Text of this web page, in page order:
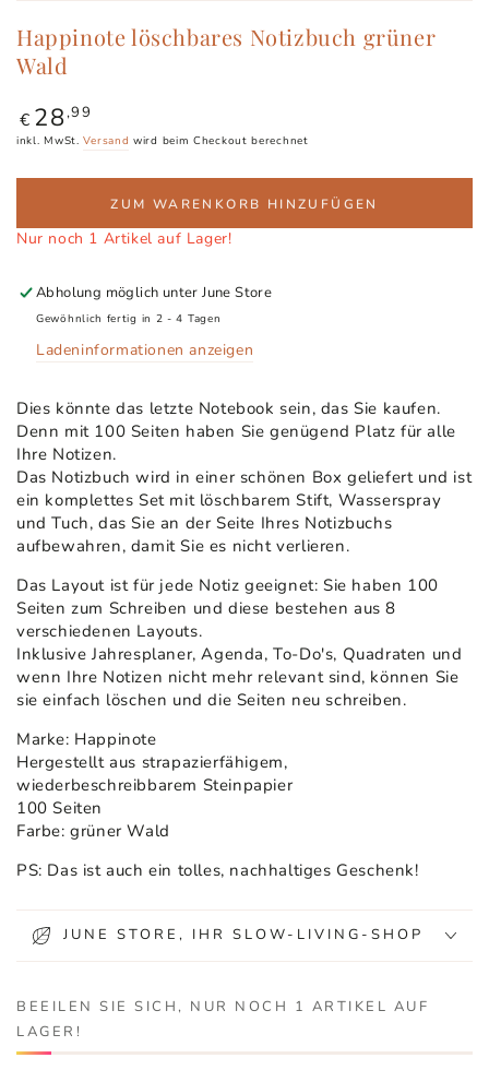
Happinote löschbares Notizbuch grüner
Wald
Regulärer
Preis
€ 28 ,99
inkl. MwSt.Versand wird beim Checkout berechnet
ZUM WARENKORB HINZUFÜGEN
Nur noch 1 Artikel auf Lager!
Abholung möglich unterJune Store
Gewöhnlich fertig in 2 - 4 Tagen
Ladeninformationen anzeigen
Dies könnte das letzte Notebook sein, das Sie kaufen.
Denn mit 100 Seiten haben Sie genügend Platz für alle
Ihre Notizen.
Das Notizbuch wird in einer schönen Box geliefert und ist
ein komplettes Set mit löschbarem Stift, Wasserspray
und Tuch, das Sie an der Seite Ihres Notizbuchs
aufbewahren, damit Sie es nicht verlieren.
Das Layout ist für jede Notiz geeignet: Sie haben 100
Seiten zum Schreiben und diese bestehen aus 8
verschiedenen Layouts.
Inklusive Jahresplaner, Agenda, To-Do's, Quadraten und
wenn Ihre Notizen nicht mehr relevant sind, können Sie
sie einfach löschen und die Seiten neu schreiben.
Marke: Happinote
Hergestellt aus strapazierfähigem,
wiederbeschreibbarem Steinpapier
100 Seiten
Farbe: grüner Wald
PS: Das ist auch ein tolles, nachhaltiges Geschenk!
JUNE STORE, IHR SLOW-LIVING-SHOP
BEEILEN SIE SICH, NUR NOCH 1 ARTIKEL AUF
LAGER!